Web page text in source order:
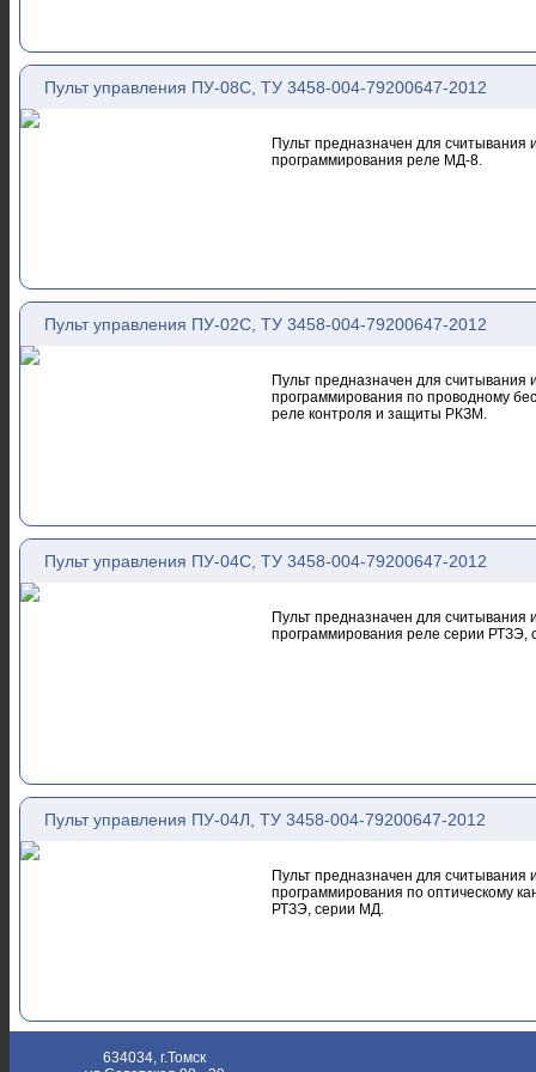
Пульт управления ПУ-08С, ТУ 3458-004-79200647-2012
Пульт предназначен для
программирования реле МД-8.
Пульт управления ПУ-02С, ТУ 3458-004-79200647-2012
Пульт предназначен для
программирования по проводному
реле контроля и защиты РКЗМ.
Пульт управления ПУ-04С, ТУ 3458-004-79200647-2012
Пульт предназначен для
программирования реле серии
Пульт управления ПУ-04Л, ТУ 3458-004-79200647-2012
Пульт предназначен для
программирования по оптическому
РТЗЭ, серии МД.
634034, г.Томск